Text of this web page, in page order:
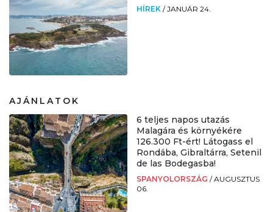
HÍREK /JANUÁR 24.
AJÁNLATOK
6 teljes napos utazás
Malagára és környékére
126.300 Ft-ért! Látogass el
Rondába, Gibraltárra, Setenil
de las Bodegasba!
SPANYOLORSZÁG /AUGUSZTUS
06.